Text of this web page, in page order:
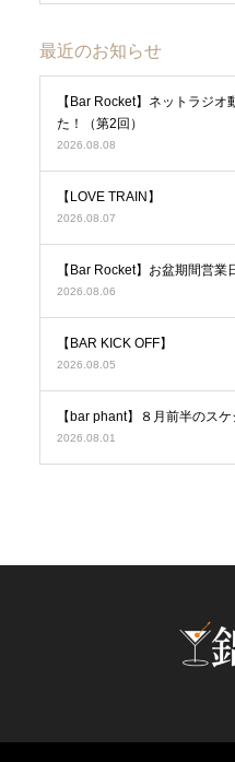
最近のお知らせ
【Bar Rocket】ネットラジ
た！（第2回）
2026.08.08
【LOVE TRAIN】
2026.08.07
【Bar Rocket】お盆期間営
2026.08.06
【BAR KICK OFF】
2026.08.05
【bar phant】８月前半のス
2026.08.01